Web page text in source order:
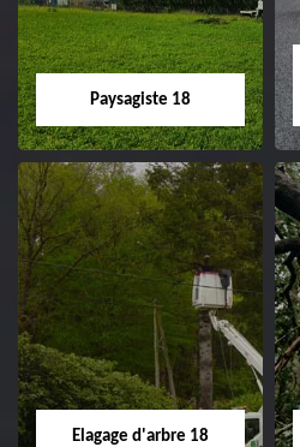
Paysagiste 18
Paysagiste 18
Artisan paysagiste 18
Cher tel: 02.52.56.49.40
Elagage d'arbre 18